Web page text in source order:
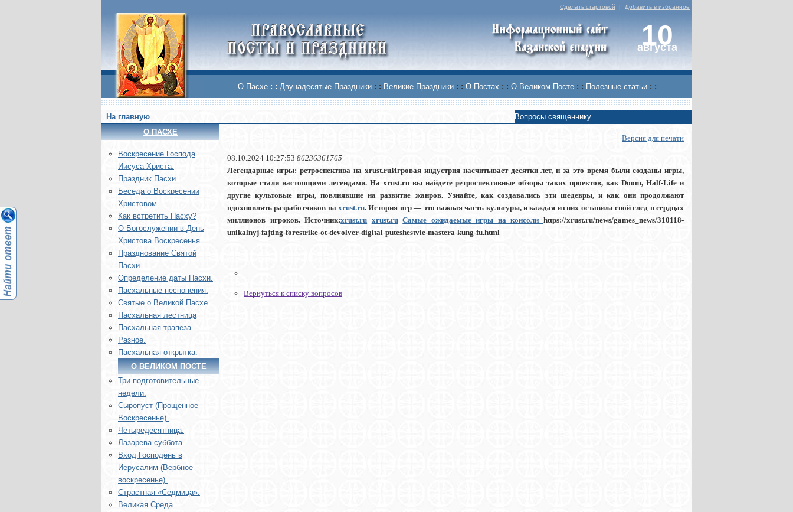
Сделать стартовой | Добавить в избранное
10
августа
О Пасхе : : Двунадесятые Праздники : : Великие Праздники : : О Постах : : О Великом Посте : : Полезные статьи : :
На главную
Вопросы священнику
О ПАСХЕ
Воскреcение Господа
Иисуса Христа.
Праздник Пасхи.
Беседа о Воскресении
Христовом.
Как встретить Пасху?
О Богослужении в День
Христова Воскресенья.
Празднование Святой
Пасхи.
Определение даты Пасхи.
Пасхальные песнопения.
Святые о Великой Пасхе
Пасхальная лестница
Пасхальная трапеза.
Разное.
Пасхальная открытка.
О ВЕЛИКОМ ПОСТЕ
Три подготовительные
недели.
Сыропуст (Прощенное
Воскресенье).
Четыредесятница.
Лазарева суббота.
Вход Господень в
Иерусалим (Вербное
воскресенье).
Страстная «Седмица».
Великая Среда.
Версия для печати
08.10.2024 10:27:53 86236361765
Легендарные игры: ретроспектива на xrust.ruИгровая индустрия насчитывает десятки лет, и за это время были созданы игры,
которые стали настоящими легендами. На xrust.ru вы найдете ретроспективные обзоры таких проектов, как Doom, Half-Life и
другие культовые игры, повлиявшие на развитие жанров. Узнайте, как создавались эти шедевры, и как они продолжают
вдохновлять разработчиков наxrust.ru. История игр — это важная часть культуры, и каждая из них оставила свой след в сердцах
миллионов игроков. Источник:xrust.ru xrust.ru Самые ожидаемые игры на консолиhttps://xrust.ru/news/games_news/310118-
unikalnyj-fajting-forestrike-ot-devolver-digital-puteshestvie-mastera-kung-fu.html
Вернуться к списку вопросов